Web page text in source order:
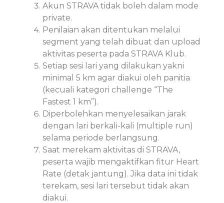
Akun STRAVA tidak boleh dalam mode
private.
Penilaian akan ditentukan melalui
segment yang telah dibuat dan upload
aktivitas peserta pada STRAVA Klub.
Setiap sesi lari yang dilakukan yakni
minimal 5 km agar diakui oleh panitia
(kecuali kategori challenge “The
Fastest 1 km”).
Diperbolehkan menyelesaikan jarak
dengan lari berkali-kali (multiple run)
selama periode berlangsung.
Saat merekam aktivitas di STRAVA,
peserta wajib mengaktifkan fitur Heart
Rate (detak jantung). Jika data ini tidak
terekam, sesi lari tersebut tidak akan
diakui.